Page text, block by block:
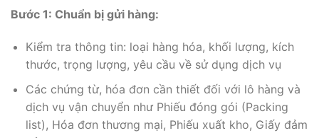
Bước 1: Chuẩn bị gửi hàng:
Kiểm tra thông tin: loại hàng hóa, khối lượng, kích
thước, trọng lượng, yêu cầu về sử dụng dịch vụ
Các chứng từ, hóa đơn cần thiết đối với lô hàng và
dịch vụ vận chuyển như Phiếu đóng gói (Packing
list), Hóa đơn thương mại, Phiếu xuất kho, Giấy đảm